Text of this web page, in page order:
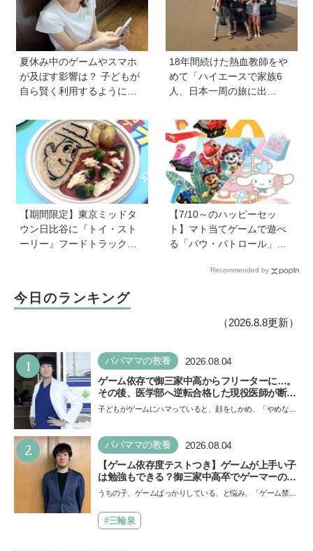
夏休み中のゲームやスマホ
が及ぼす影響は？ 子どもが
自ら賢く利用するようにな
の専門家・井上顕滋先生が
解説
18年間続けた熱血教師をや
めて「ハイエースで家族6
人、日本一周の旅に出
きっかけに、新たな一歩を
踏み出した教師夫妻の決断
【期間限定】東京ミッドタ
ウン日比谷に『トイ・スト
ーリー』フードトラックが
【7/10～のハッピーセッ
ト】マト当てゲームで遊べ
る「パウ・パトロール」＆
「シナモロール」が登場！
Recommended by
今日のランキング
（2026.8.8更新）
1 パパママの教養 2026.08.04
ゲーム依存で御三家中高からフリーターに…。
その後、医学部へ逆転合格した現役医師が断言
「ゲームの経験が受験勉強に役立った」そう考
子どもがゲームにハマっていると、顔をしかめ、「やめなさ
い…
2 パパママの教養 2026.08.04
【ゲーム依存度テストつき】ゲームが上手い子
は勉強もできる？御三家中高卒でゲーマーの医
師・阿部智史さんが教えるゲームしながら受験
うちの子、ゲームばっかりしている、と悩み、「ゲーム禁
も…#三輪泉